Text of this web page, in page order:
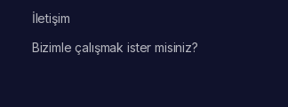
İletişim
Bizimle çalışmak ister misiniz?